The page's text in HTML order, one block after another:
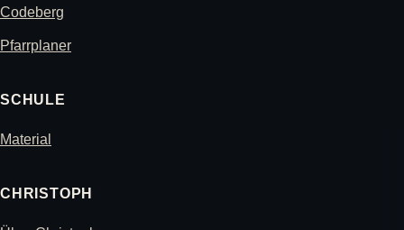
Codeberg
Pfarrplaner
SCHULE
Material
CHRISTOPH